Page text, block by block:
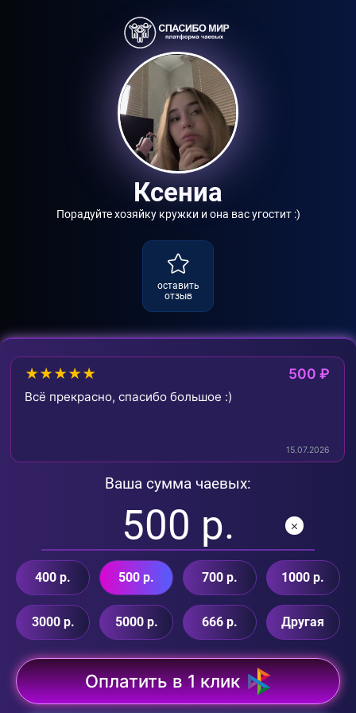
Ксениа
Порадуйте хозяйку кружки и она вас угостит :)
оставить
отзыв
★★★★★ 500 ₽
Всё прекрасно, спасибо большое :)
15.07.2026
Ваша сумма чаевых:
400 р. 500 р. 700 р. 1000 р.
3000 р. 5000 р. 666 р. Другая
Оплатить в 1 клик